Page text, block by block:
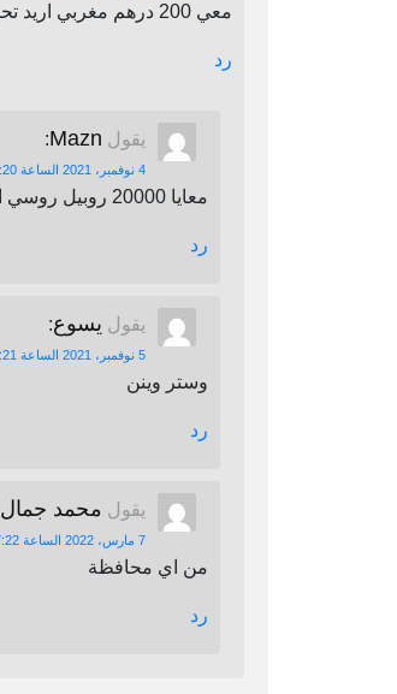
معي 200 درهم مغربي اريد تحويل الي جنية مصري اين يمكنني أن احول
رد
يقول Mazn
:
4 نوفمبر، 2021 الساعة 4:20 م
معايا 20000 روبيل روسي اغيرهم فين في القاهرة
رد
يقول يسوع:
5 نوفمبر، 2021 الساعة 10:21 م
وستر وينن
رد
يقول محمد جمال
7 مارس، 2022 الساعة 7:22 م
من اي محافظة
رد